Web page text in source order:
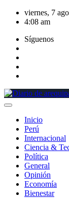
Saltar
viernes, 7
4:08 am
Síguenos
Inicio
Perú
Internacional
Ciencia &
Política
General
Opinión
Economía
Bienestar